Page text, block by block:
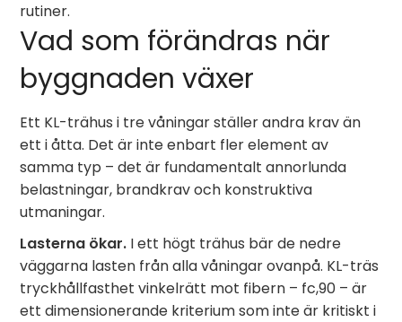
rutiner.
Vad som förändras när
byggnaden växer
Ett KL-trähus i tre våningar ställer andra krav än
ett i åtta. Det är inte enbart fler element av
samma typ – det är fundamentalt annorlunda
belastningar, brandkrav och konstruktiva
utmaningar.
Lasterna ökar. I ett högt trähus bär de nedre
väggarna lasten från alla våningar ovanpå. KL-träs
tryckhållfasthet vinkelrätt mot fibern – fc,90 – är
ett dimensionerande kriterium som inte är kritiskt i